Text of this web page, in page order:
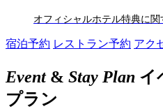
オフィシャルホテル特典に
宿泊予約 レストラン予約 アク
Event& Stay Plan イ
プラン